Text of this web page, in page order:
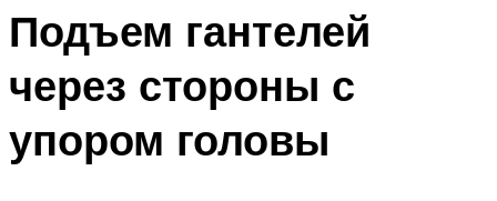
Подъем гантелей
через стороны с
упором головы